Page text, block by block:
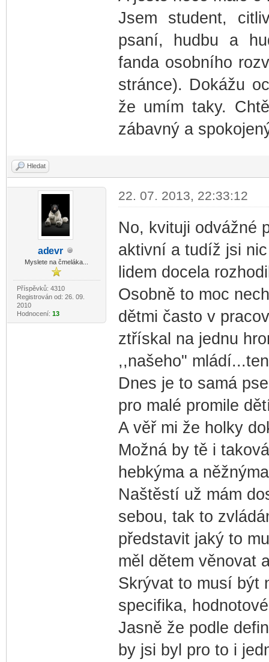
Jsem student,
psaní, hudbu a
fanda osobního
stránce). Dokážu
že umím taky.
zábavný a
Hledat
adevr
Myslete na čmeláka...
Příspěvků: 4310
Registrován od: 26. 09.
2010
Hodnocení: 13
22. 07. 2013, 22:33:12
No, kvituji odvážné
aktivní a tudíž jsi
lidem docela
Osobně to moc
dětmi často v
ztřískal na jednu
,,našeho"
Dnes je to samá
pro malé promile
A věř mi že holky
Možná by tě i
hebkýma a
Naštěstí už mám
sebou, tak to
představit jaký to
měl dětem věnovat
Skrývat to musí být
specifika,
Jasně že podle
by jsi byl pro to i